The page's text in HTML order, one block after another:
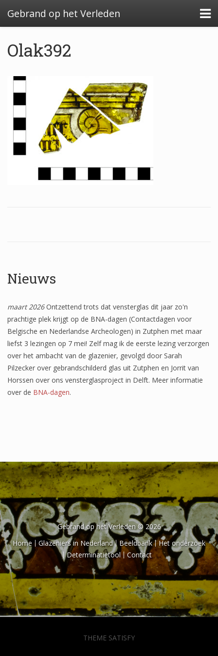
Gebrand op het Verleden
Algemeen: Glazeniersafval in Nederland
Algemeen: de glazenier
Uitwerking: Zutphen-Dieserstraat, 1583-1600
Uitwerking: Oldenzaal-Boterstraat, 1650-1700
Quickscan: Groenlo-Nieuwstad, 1650-1800
Quickscan: Groenlo-Notenboomstraat, 1700-
Geometrische patronen
Bloemmotieven
Boordglazen
Omlijsting
Teksten
Publicaties
Over de onderzoeker
Literatuurlijst
Nieuws
maart 2026Ontzettend trots dat vensterglas dit jaar zo'n
prachtige plek krijgt op de BNA-dagen (Contactdagen voor
Belgische en Nederlandse Archeologen) in Zutphen met maar
liefst 3 lezingen op 7 mei! Zelf mag ik de eerste lezing verzorgen
over het ambacht van de glazenier, gevolgd door Sarah
Pilzecker over gebrandschilderd glas uit Zutphen en Jorrit van
Horssen over ons vensterglasproject in Delft. Meer informatie
over de BNA-dagen.
Olak392
Gebrand op het Verleden © 2026
Home
Glazeniers in Nederland Beeldbank
Het onderzoek
Determinatietool
Contact
THEME SATISFY